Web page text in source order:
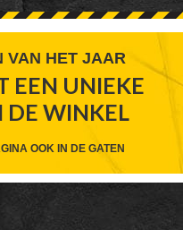
VAN HET JAAR
EEN UNIEKE
DE WINKEL
OOK IN DE GATEN